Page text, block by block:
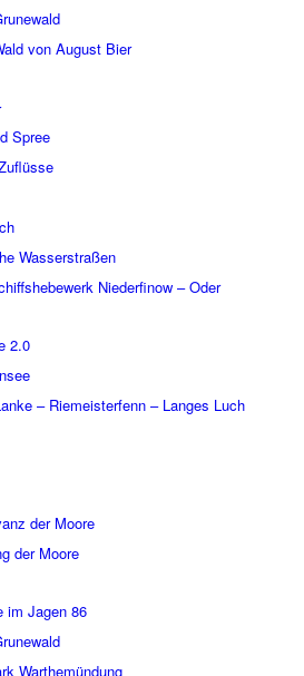
von August Bier
Spree
Wasser­stra­ßen
Nieder­fi­now – Oder
2.0
– Riemei­ster­fenn – Langes Luch
der Moore
der Moore
im Jagen 86
Warthe­mün­dung